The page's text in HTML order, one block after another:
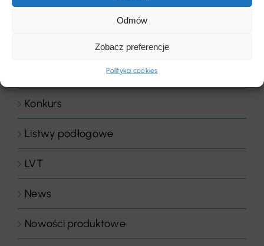
Odmów
Zobacz preferencje
Polityka cookies
Komentarz dnia
Konkurs
Listwy podłogowe
LVT
News
Nowości produktowe